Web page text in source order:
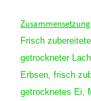
Frisch
getrockneter
Erbsen, frisch
getrocknetes Ei,